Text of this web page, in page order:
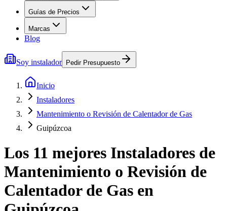
Guías de Precios
Marcas
Blog
Soy instalador Pedir Presupuesto
Inicio
Instaladores
Mantenimiento o Revisión de Calentador de Gas
Guipúzcoa
Los 11 mejores Instaladores de
Mantenimiento o Revisión de
Calentador de Gas en